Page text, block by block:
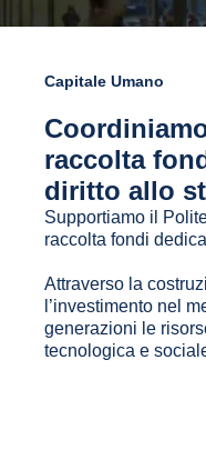
Capitale Umano
raccolta
diritto allo
Supportiamo il
raccolta fondi
Attraverso la
l’investimento nel
generazioni le
tecnologica e